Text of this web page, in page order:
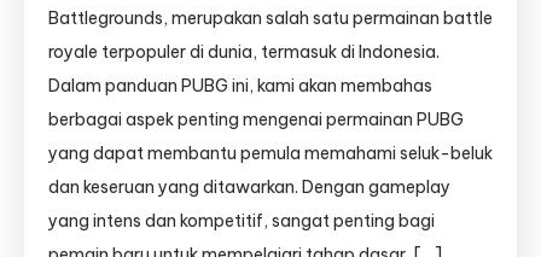
Battlegrounds, merupakan salah satu permainan battle
royale terpopuler di dunia, termasuk di Indonesia.
Dalam panduan PUBG ini, kami akan membahas
berbagai aspek penting mengenai permainan PUBG
yang dapat membantu pemula memahami seluk-beluk
dan keseruan yang ditawarkan. Dengan gameplay
yang intens dan kompetitif, sangat penting bagi